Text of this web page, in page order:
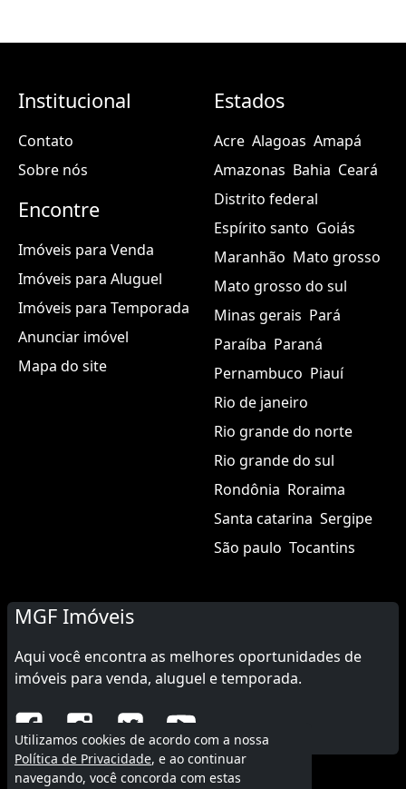
Institucional
Contato
Sobre nós
Encontre
Imóveis para Venda
Imóveis para Aluguel
Imóveis para Temporada
Anunciar imóvel
Mapa do site
Estados
Acre Alagoas Amapá
Amazonas Bahia Ceará
Distrito federal
Espírito santo Goiás
Maranhão Mato grosso
Mato grosso do sul
Minas gerais Pará
Paraíba Paraná
Pernambuco Piauí
Rio de janeiro
Rio grande do norte
Rio grande do sul
Rondônia Roraima
Santa catarina Sergipe
São paulo Tocantins
MGF Imóveis
Aqui você encontra as melhores oportunidades de
imóveis para venda, aluguel e temporada.
Utilizamos cookies de acordo com a nossa
Política de Privacidade, e ao continuar
navegando, você concorda com estas